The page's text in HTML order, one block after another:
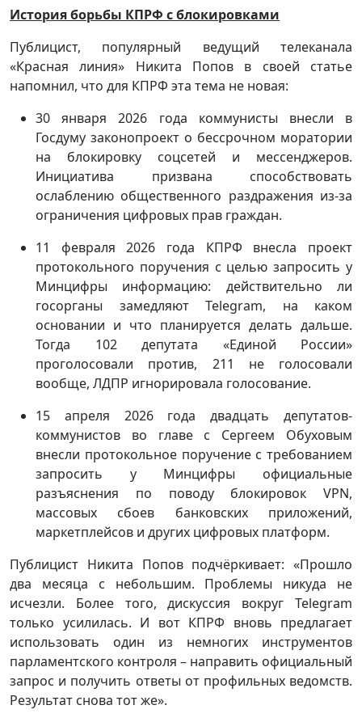
История борьбы КПРФ с блокировками
Публицист, популярный ведущий телеканала
«Красная линия» Никита Попов в своей статье
напомнил, что для КПРФ эта тема не новая:
30 января 2026 года коммунисты внесли в
Госдуму законопроект о бессрочном моратории
на блокировку соцсетей и мессенджеров.
Инициатива призвана способствовать
ослаблению общественного раздражения из-за
ограничения цифровых прав граждан.
11 февраля 2026 года КПРФ внесла проект
протокольного поручения с целью запросить у
Минцифры информацию: действительно ли
госорганы замедляют Telegram, на каком
основании и что планируется делать дальше.
Тогда 102 депутата «Единой России»
проголосовали против, 211 не голосовали
вообще, ЛДПР игнорировала голосование.
15 апреля 2026 года двадцать депутатов-
коммунистов во главе с Сергеем Обуховым
внесли протокольное поручение с требованием
запросить у Минцифры официальные
разъяснения по поводу блокировок VPN,
массовых сбоев банковских приложений,
маркетплейсов и других цифровых платформ.
Публицист Никита Попов подчёркивает: «Прошло
два месяца с небольшим. Проблемы никуда не
исчезли. Более того, дискуссия вокруг Telegram
только усилилась. И вот КПРФ вновь предлагает
использовать один из немногих инструментов
парламентского контроля – направить официальный
запрос и получить ответы от профильных ведомств.
Результат снова тот же».